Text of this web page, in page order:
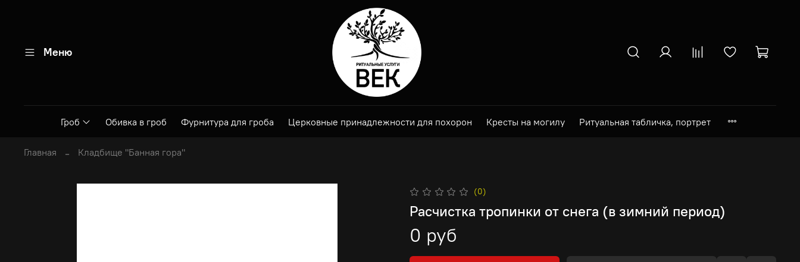
Меню
Гроб Обивка в гроб Фурнитура для гроба Церковные принадлежности для похорон Кресты на могилу Ритуальная табличка, портрет
Главная Кладбище "Банная гора"
(0)
Расчистка тропинки от снега (в зимний период)
0 руб